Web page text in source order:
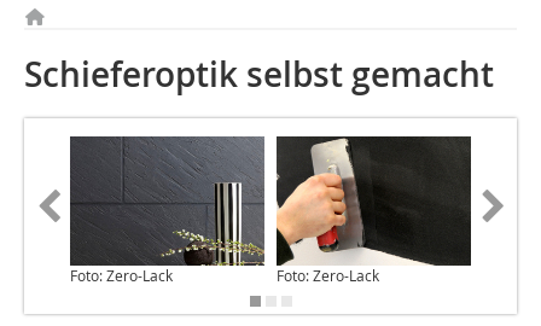
Schieferoptik selbst gemacht
Foto: Zero-Lack Foto: Zero-Lack